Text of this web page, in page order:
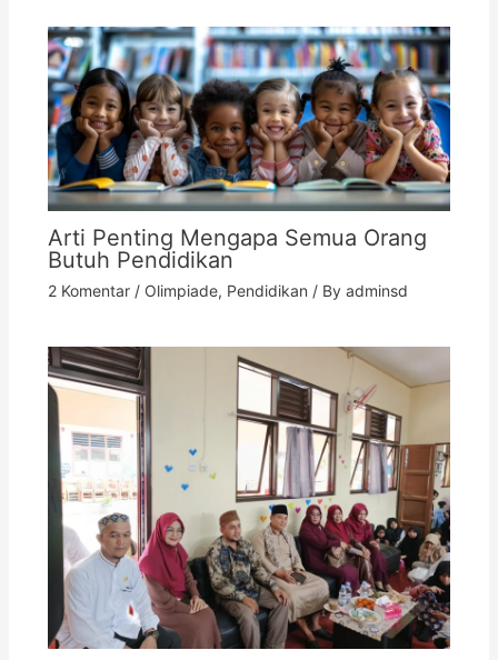
Arti Penting Mengapa Semua Orang
Butuh Pendidikan
2 Komentar / Olimpiade, Pendidikan / By adminsd